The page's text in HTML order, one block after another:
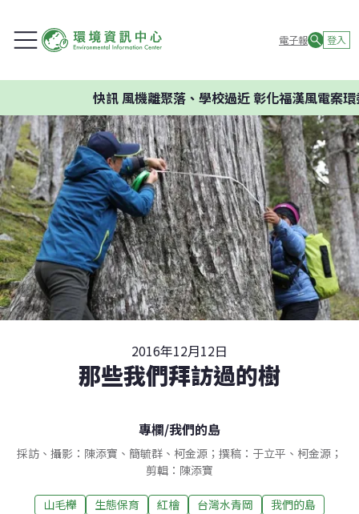
電子報 登入
風機離聚落、學校過近 彰化福漢風電案環委建
2016年12月12日
那些我們拜訪過的樹
專欄/我們的島
採訪、攝影：陳添寶、簡毓群、柯金源；撰稿：于立平、柯金源；
剪輯：陳添寶
山毛櫸 生態保育 紅檜 台灣水青岡
我們的島